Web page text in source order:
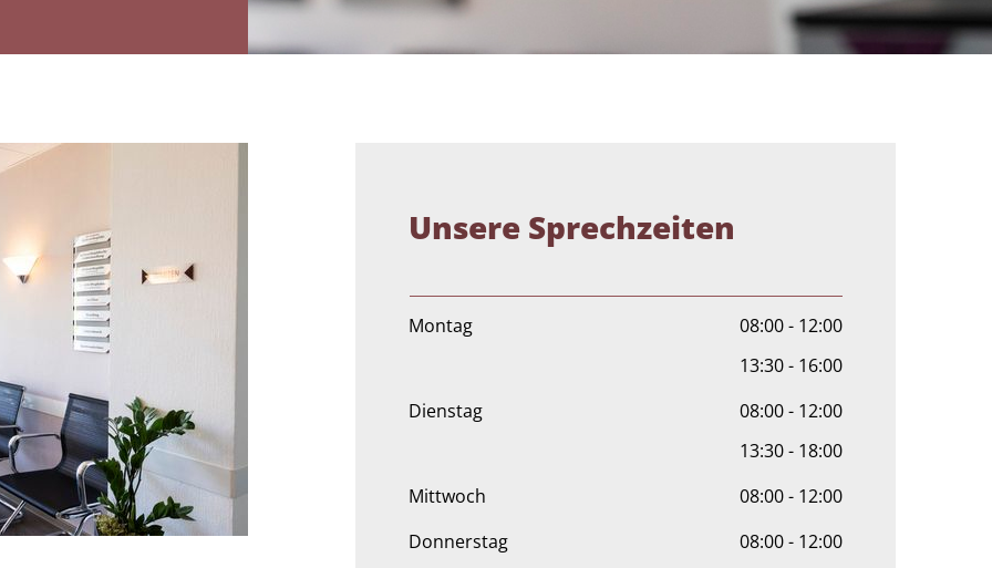
Unsere Sprechzeiten
Montag
08:00 - 12:00
13:30 - 16:00
Dienstag
08:00 - 12:00
13:30 - 18:00
Mittwoch
08:00 - 12:00
Donnerstag
08:00 - 12:00